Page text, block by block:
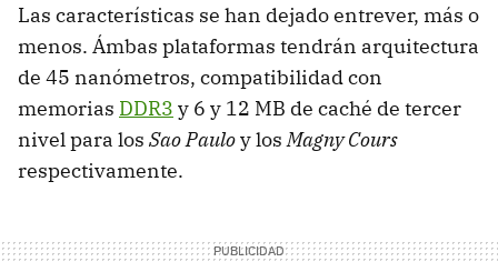
Las características se han dejado entrever, más o
menos. Ámbas plataformas tendrán arquitectura
de 45 nanómetros, compatibilidad con
memorias DDR3 y 6 y 12 MB de caché de tercer
nivel para los Sao Pauloy losMagny Cours
respectivamente.